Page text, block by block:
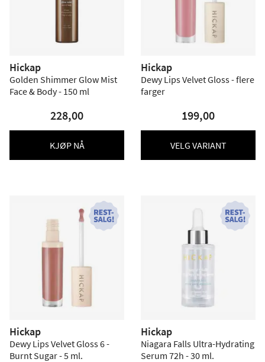
Hickap
Golden Shimmer Glow Mist
Face & Body - 150 ml
228,00
KJØP NÅ
Hickap
Dewy Lips Velvet Gloss - flere
farger
199,00
VELG VARIANT
Hickap
Dewy Lips Velvet Gloss 6 -
Burnt Sugar - 5 ml.
Hickap
Niagara Falls Ultra-Hydrating
Serum 72h - 30 ml.